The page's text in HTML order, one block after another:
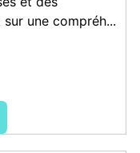
sur une compréh...